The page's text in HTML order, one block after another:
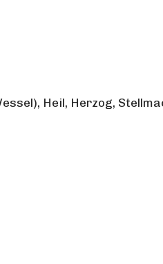
Heil, Herzog,